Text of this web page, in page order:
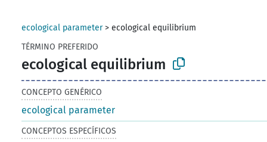
ecological parameter>ecological equilibrium
TÉRMINO PREFERIDO
ecological equilibrium
CONCEPTO GENÉRICO
ecological parameter
CONCEPTOS ESPECÍFICOS